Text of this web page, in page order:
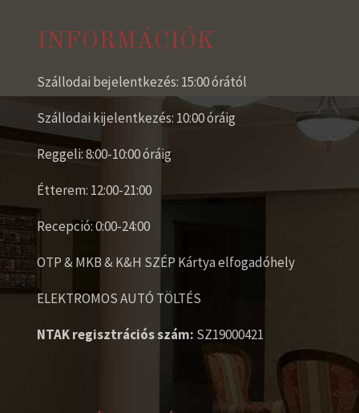
INFORMÁCIÓK
Szállodai bejelentkezés: 15:00 órától
Szállodai kijelentkezés: 10:00 óráig
Reggeli: 8:00-10:00 óráig
Étterem: 12:00-21:00
Recepció: 0:00-24:00
OTP & MKB & K&H SZÉP Kártya elfogadóhely
ELEKTROMOS AUTÓ TÖLTÉS
NTAK regisztrációs szám: SZ19000421